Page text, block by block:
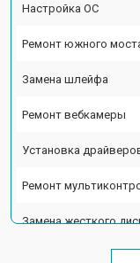
Настройка ОС
Ремонт южного
Замена шлейфа
Ремонт вебкамеры
Установка
Ремонт
Замена жесткого